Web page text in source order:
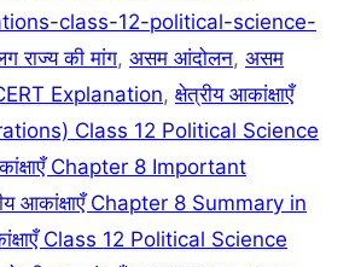
class-12-political-science-
राज्य की मांग, असम आंदोलन, असम
Explanation, क्षेत्रीय आकांक्षाएँ
Class 12 Political Science
Chapter 8 Important
आकांक्षाएँ Chapter 8 Summary in
Class 12 Political Science